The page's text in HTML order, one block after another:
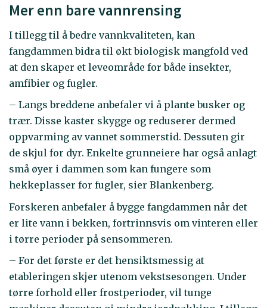
Mer enn bare vannrensing
I tillegg til å bedre vannkvaliteten, kan
fangdammen bidra til økt biologisk mangfold ved
at den skaper et leveområde for både insekter,
amfibier og fugler.
– Langs breddene anbefaler vi å plante busker og
trær. Disse kaster skygge og reduserer dermed
oppvarming av vannet sommerstid. Dessuten gir
de skjul for dyr. Enkelte grunneiere har også anlagt
små øyer i dammen som kan fungere som
hekkeplasser for fugler, sier Blankenberg.
Forskeren anbefaler å bygge fangdammen når det
er lite vann i bekken, fortrinnsvis om vinteren eller
i tørre perioder på sensommeren.
– For det første er det hensiktsmessig at
etableringen skjer utenom vekstsesongen. Under
tørre forhold eller frostperioder, vil tunge